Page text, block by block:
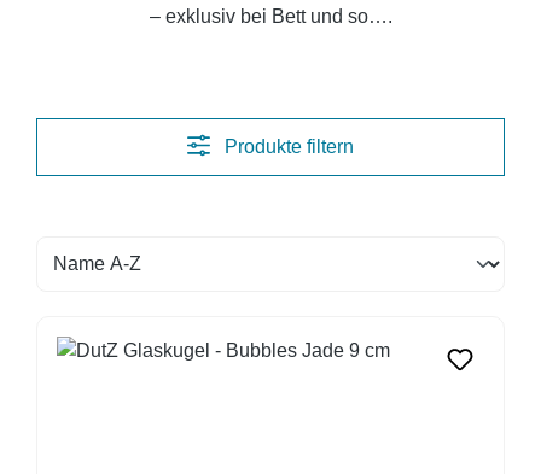
– exklusiv bei Bett und so….
Produkte filtern